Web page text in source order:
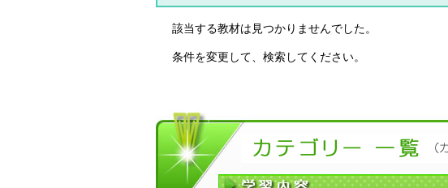
該当する教材は見つかりませんでした。
条件を変更して、検索してください。